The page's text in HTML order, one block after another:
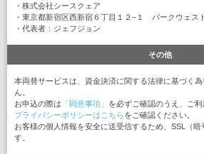
・株式会社シースクェア
・東京都新宿区西新宿６丁目１２−１ パークウェス
・代表者：ジェフジョン
その他
本両替サービスは、資金決済に関する法律に基づく
ん。
お申込の際は 「同意事項」 を必ずご確認のうえ、ご利
プライバシーポリシーはこちらをご確認ください。
お客様の個人情報を安全に送受信するため、SSL（
す。